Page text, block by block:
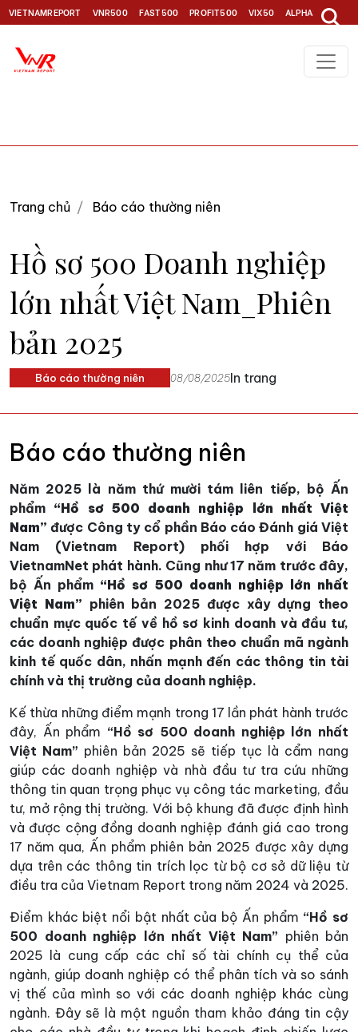
VIETNAMREPORT VNR500 FAST500 PROFIT500 VIX50 ALPHA30
Trang chủ Báo cáo thường niên
Hồ sơ 500 Doanh nghiệp
lớn nhất Việt Nam_Phiên
bản 2025
Báo cáo thường niên 08/08/2025In trang
Báo cáo thường niên
Năm 2025 là năm thứ mười tám liên tiếp, bộ Ấn
phẩm “Hồ sơ 500 doanh nghiệp lớn nhất Việt
Nam”được Công ty cổ phần Báo cáo Đánh giá Việt
Nam (Vietnam Report) phối hợp với Báo
VietnamNet phát hành. Cũng như 17 năm trước đây,
bộ Ấn phẩm “Hồ sơ 500 doanh nghiệp lớn nhất
Việt Nam” phiên bản 2025 được xây dựng theo
chuẩn mực quốc tế về hồ sơ kinh doanh và đầu tư,
các doanh nghiệp được phân theo chuẩn mã ngành
kinh tế quốc dân, nhấn mạnh đến các thông tin tài
chính và thị trường của doanh nghiệp.
Kế thừa những điểm mạnh trong 17 lần phát hành trước
đây, Ấn phẩm “Hồ sơ 500 doanh nghiệp lớn nhất
Việt Nam” phiên bản 2025 sẽ tiếp tục là cẩm nang
giúp các doanh nghiệp và nhà đầu tư tra cứu những
thông tin quan trọng phục vụ công tác marketing, đầu
tư, mở rộng thị trường. Với bộ khung đã được định hình
và được cộng đồng doanh nghiệp đánh giá cao trong
17 năm qua, Ấn phẩm phiên bản 2025 được xây dựng
dựa trên các thông tin trích lọc từ bộ cơ sở dữ liệu từ
điều tra của Vietnam Report trong năm 2024 và 2025.
Điểm khác biệt nổi bật nhất của bộ Ấn phẩm “Hồ sơ
500 doanh nghiệp lớn nhất Việt Nam” phiên bản
2025 là cung cấp các chỉ số tài chính cụ thể của
ngành, giúp doanh nghiệp có thể phân tích và so sánh
vị thế của mình so với các doanh nghiệp khác cùng
ngành. Đây sẽ là một nguồn tham khảo đáng tin cậy